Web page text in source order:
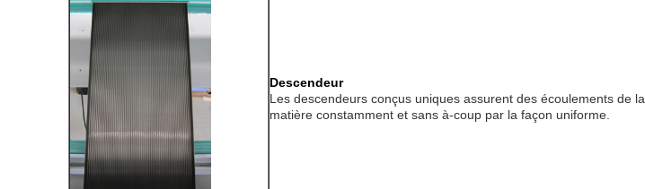
Descendeur
Les descendeurs conçus uniques assurent des écoulements de la
matière constamment et sans à-coup par la façon uniforme.